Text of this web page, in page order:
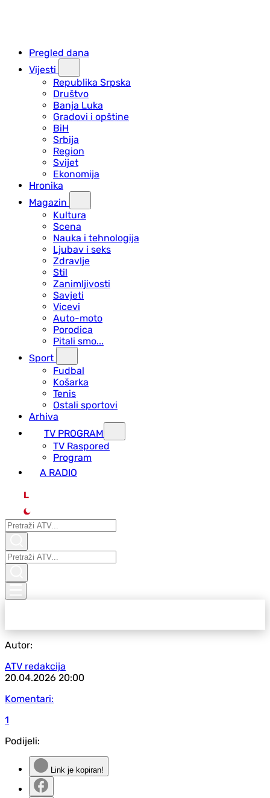
Pregled dana
Vijesti
Republika Srpska
Društvo
Banja Luka
Gradovi i opštine
BiH
Srbija
Region
Svijet
Ekonomija
Hronika
Magazin
Kultura
Scena
Nauka i tehnologija
Ljubav i seks
Zdravlje
Stil
Zanimljivosti
Savjeti
Vicevi
Auto-moto
Porodica
Pitali smo...
Sport
Fudbal
Košarka
Tenis
Ostali sportovi
Arhiva
TV PROGRAM
ТV Raspored
Program
A RADIO
L
Autor:
ATV redakcija
20.04.2026 20:00
Komentari:
1
Podijeli:
Link je kopiran!